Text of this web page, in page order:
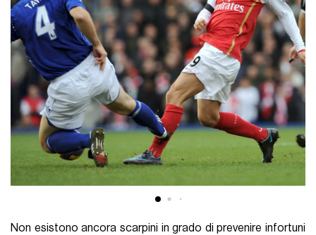
Non esistono ancora scarpini in grado di prevenire infortuni